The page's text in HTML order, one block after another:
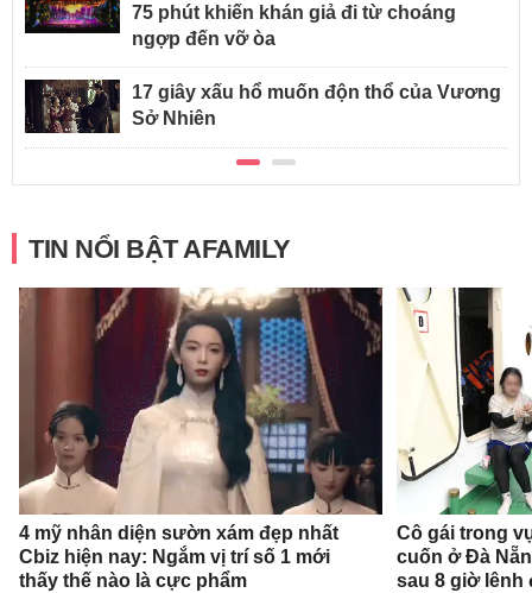
75 phút khiến khán giả đi từ choáng
ngợp đến vỡ òa
17 giây xấu hổ muốn độn thổ của Vương
Sở Nhiên
TIN NỔI BẬT AFAMILY
4 mỹ nhân diện sườn xám đẹp nhất
Cbiz hiện nay: Ngắm vị trí số 1 mới
thấy thế nào là cực phẩm
Cô gái trong
cuốn ở Đà
sau 8 giờ lênh